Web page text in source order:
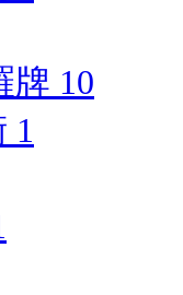
牌 10
1